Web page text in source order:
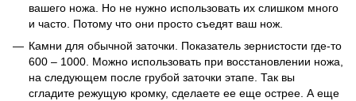
вашего ножа. Но не нужно использовать их слишком много
и часто. Потому что они просто съедят ваш нож.
Камни для обычной заточки. Показатель зернистости где-то
600 – 1000. Можно использовать при восстановлении ножа,
на следующем после грубой заточки этапе. Так вы
сгладите режущую кромку, сделаете ее еще острее. А еще